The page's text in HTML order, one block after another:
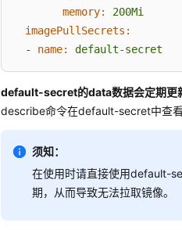
memory:
200Mi
imagePullSecrets:
-
name: default-secret
default-secret的data数据会定期更
describe命令在default-secret中查看
须知：
在使用时请直接使用default-
期，从而导致无法拉取镜像。